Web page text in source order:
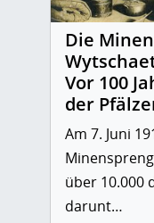
Die
Vor 100
der
Am 7. Juni
über 10.000
darunt…